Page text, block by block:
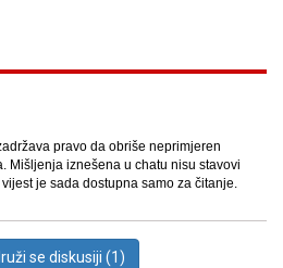
pravo da obriše neprimjeren
Mišljenja iznešena u chatu nisu stavovi
je sada dostupna samo za čitanje.
se diskusiji (1)